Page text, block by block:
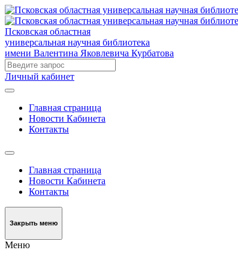
Псковская областная
универсальная научная библиотека
имени Валентина Яковлевича Курбатова
Личный кабинет
Главная страница
Новости Кабинета
Контакты
Главная страница
Новости Кабинета
Контакты
Закрыть меню
Меню